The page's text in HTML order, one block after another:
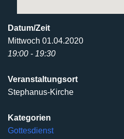
Datum/Zeit
Mittwoch 01.04.2020
19:00 - 19:30
Veranstaltungsort
Stephanus-Kirche
Kategorien
Gottesdienst